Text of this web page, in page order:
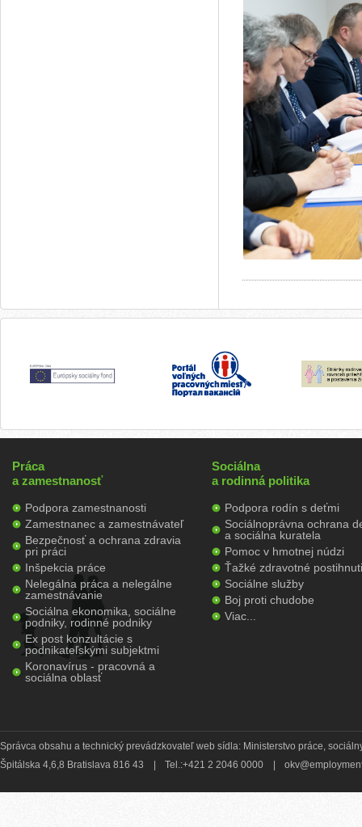
Práca
a zamestnanosť
Podpora zamestnanosti
Zamestnanec a zamestnávateľ
Bezpečnosť a ochrana zdravia
pri práci
Inšpekcia práce
Nelegálna práca a nelegálne
zamestnávanie
Sociálna ekonomika, sociálne
podniky, rodinné podniky
Ex post konzultácie s
podnikateľskými subjektmi
Koronavírus - pracovná a
sociálna oblasť
Sociálna
a rodinná politika
Podpora rodín s deťmi
Sociálnoprávna ochrana
a sociálna kuratela
Pomoc v hmotnej núdzi
Ťažké zdravotné
Sociálne služby
Boj proti chudobe
Viac...
Správca obsahu a technický prevádzkovateľ web sídla: Ministerstvo práce,
Špitálska 4,6,8 Bratislava 816 43
Tel.:+421 2 2046 0000